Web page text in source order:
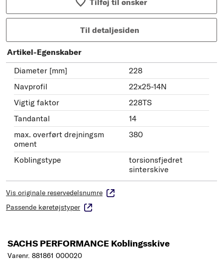
Tilføj til ønsker
Til detaljesiden
Artikel-Egenskaber
Diameter [mm]
228
Navprofil
22x25-14N
Vigtig faktor
228TS
Tandantal
14
max. overført drejningsm
oment
380
Koblingstype
torsionsfjedret
sinterskive
Vis originale reservedelsnumre
Passende køretøjstyper
SACHS PERFORMANCE Koblingsskive
Varenr. 881861 000020